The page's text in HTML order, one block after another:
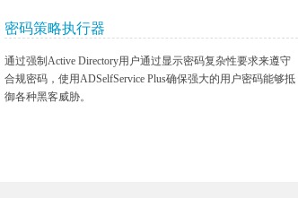
密码策略执行器
通过强制Active Directory用户通过显示密码复杂性要求来遵守
合规密码，使用ADSelfService Plus确保强大的用户密码能够抵
御各种黑客威胁。